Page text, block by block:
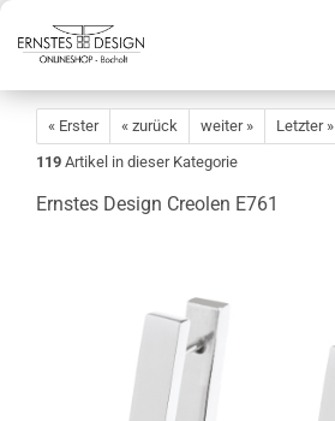
« Erster « zurück weiter »
Letzter »
119 Artikel in dieser Kategorie
Ernstes Design Creolen E761